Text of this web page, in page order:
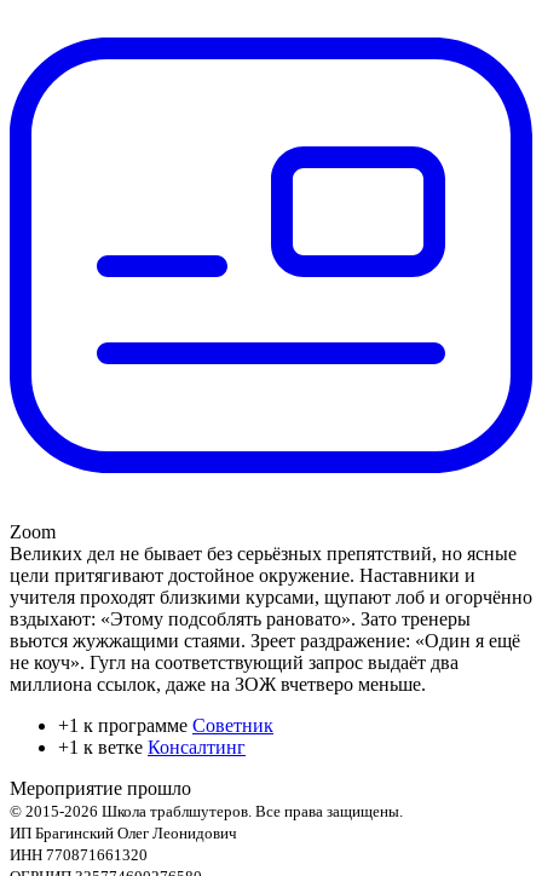
Zoom
Великих дел не бывает без серьёзных препятствий, но ясные
цели притягивают достойное окружение. Наставники и
учителя проходят близкими курсами, щупают лоб и огорчённо
вздыхают: «Этому подсоблять рановато». Зато тренеры
вьются жужжащими стаями. Зреет раздражение: «Один я ещё
не коуч». Гугл на соответствующий запрос выдаёт два
миллиона ссылок, даже на ЗОЖ вчетверо меньше.
+1 к программе Советник
+1 к ветке Консалтинг
Мероприятие прошло
© 2015-2026 Школа траблшутеров. Все права защищены.
ИП Брагинский Олег Леонидович
ИНН 770871661320